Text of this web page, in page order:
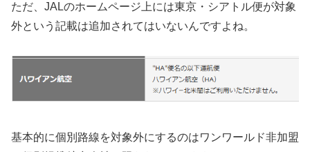
ただ、JALのホームページ上には東京・シアトル便が対象
外という記載は追加されてはいないんですよね。
基本的に個別路線を対象外にするのはワンワールド非加盟